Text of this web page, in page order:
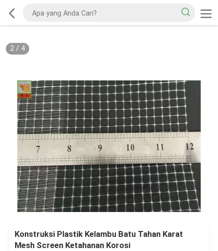
2/ 4
Konstruksi Plastik Kelambu Batu Tahan Karat
Mesh Screen Ketahanan Korosi